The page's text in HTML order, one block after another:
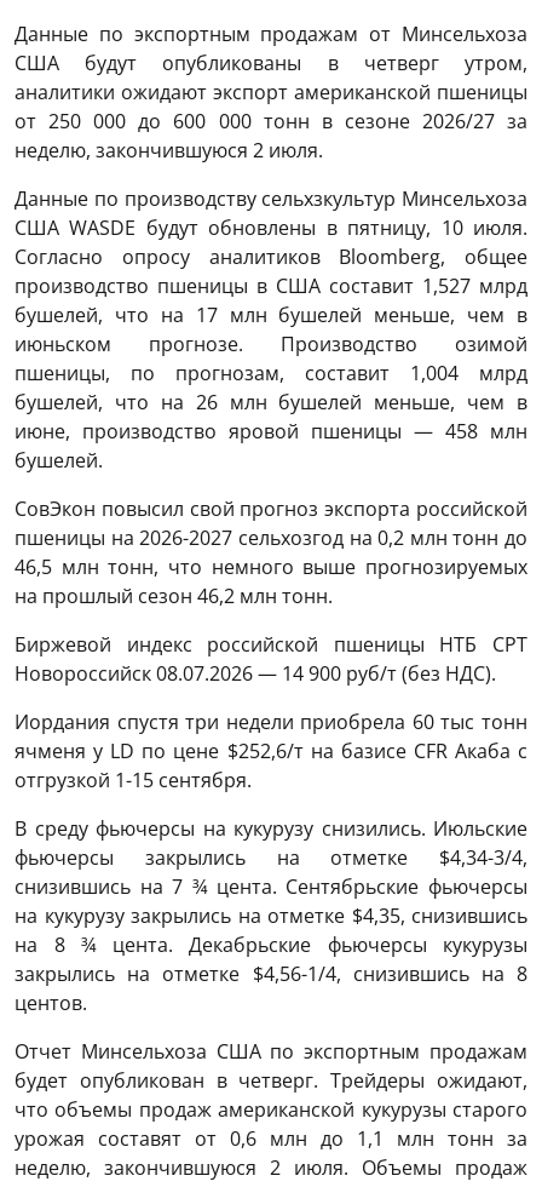
Данные по экспортным продажам от Минсельхоза
США будут опубликованы в четверг утром,
аналитики ожидают экспорт американской пшеницы
от 250 000 до 600 000 тонн в сезоне 2026/27 за
неделю, закончившуюся 2 июля.
Данные по производству сельхзкультур Минсельхоза
США WASDE будут обновлены в пятницу, 10 июля.
Согласно опросу аналитиков Bloomberg, общее
производство пшеницы в США составит 1,527 млрд
бушелей, что на 17 млн ​​бушелей меньше, чем в
июньском прогнозе. Производство озимой
пшеницы, по прогнозам, составит 1,004 млрд
бушелей, что на 26 млн бушелей меньше, чем в
июне, производство яровой пшеницы — 458 млн
бушелей.
СовЭкон повысил свой прогноз экспорта российской
пшеницы на 2026-2027 сельхозгод на 0,2 млн тонн до
46,5 млн тонн, что немного выше прогнозируемых
на прошлый сезон 46,2 млн тонн.
Биржевой индекс российской пшеницы НТБ CPT
Новороссийск 08.07.2026 — 14 900 руб/т (без НДС).
Иордания спустя три недели приобрела 60 тыс тонн
ячменя у LD по цене $252,6/т на базисе CFR Акаба с
отгрузкой 1-15 сентября.
В среду фьючерсы на кукурузу снизились. Июльские
фьючерсы закрылись на отметке $4,34-3/4,
снизившись на 7 ¾ цента. Сентябрьские фьючерсы
на кукурузу закрылись на отметке $4,35, снизившись
на 8 ¾ цента. Декабрьские фьючерсы кукурузы
закрылись на отметке $4,56-1/4, снизившись на 8
центов.
Отчет Минсельхоза США по экспортным продажам
будет опубликован в четверг. Трейдеры ожидают,
что объемы продаж американской кукурузы старого
урожая составят от 0,6 млн до 1,1 млн тонн за
неделю, закончившуюся 2 июля. Объемы продаж